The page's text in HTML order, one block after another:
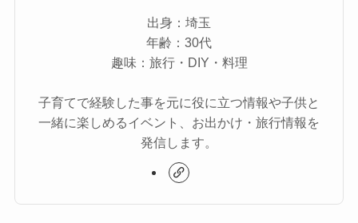
出身：埼玉
年齢：30代
趣味：旅行・DIY・料理
子育てで経験した事を元に役に立つ情報や子供と
一緒に楽しめるイベント、お出かけ・旅行情報を
発信します。